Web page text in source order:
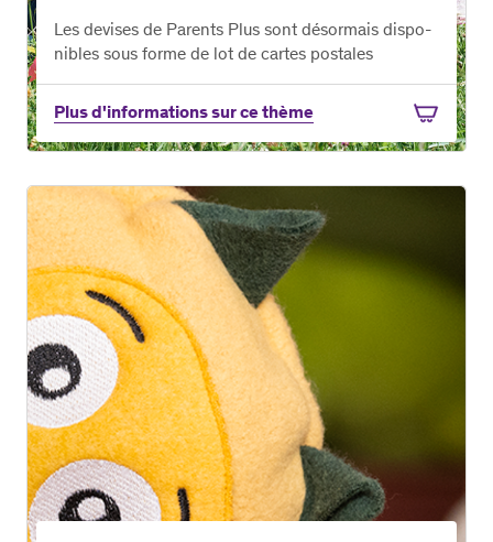
Les devises de Parents Plus sont désormais dis­po­
nibles sous forme de lot de cartes postales
Plus d'informations sur ce thème